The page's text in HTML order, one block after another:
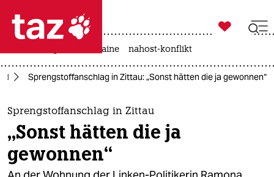
 taz zahl ich
taz zahl ich
themen
politik
öko

taz zahl ich
krieg in der ukraine nahost-konflikt
Sprengstoffanschlag in Zittau: „Sonst hätten die ja gewonnen“
Sprengstoffanschlag in Zittau
„Sonst hätten die ja
gewonnen“